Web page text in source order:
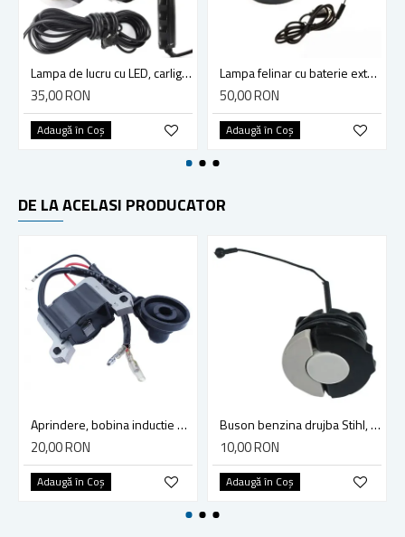
Lampa de lucru cu LED, carlig si magnet, lungime cablu 10m, 30 LED
35,00 RON
Adaugă în Coş
Lampa felinar cu baterie externa
50,00 RON
Adaugă în Coş
DE LA ACELASI PRODUCATOR
Aprindere, bobina inductie motocoasa chinezeasca TL43 TL 52, Ruris Dac 210, Dac 310
20,00 RON
Adaugă în Coş
Buson benzina drujba Stihl, model cu clapeta
10,00 RON
Adaugă în Coş